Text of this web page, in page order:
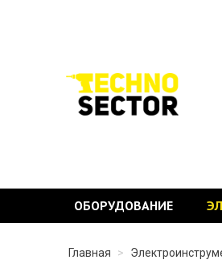
ОБОРУДОВАНИЕ
Главная >